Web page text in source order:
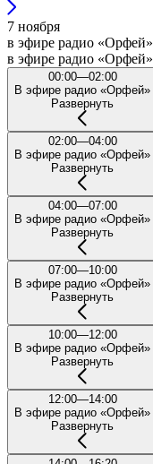
7 ноября
в эфире радио «Орфей»
в эфире радио «Орфей»
00:00—02:00
В эфире радио «Орфей»
Развернуть
02:00—04:00
В эфире радио «Орфей»
Развернуть
04:00—07:00
В эфире радио «Орфей»
Развернуть
07:00—10:00
В эфире радио «Орфей»
Развернуть
10:00—12:00
В эфире радио «Орфей»
Развернуть
12:00—14:00
В эфире радио «Орфей»
Развернуть